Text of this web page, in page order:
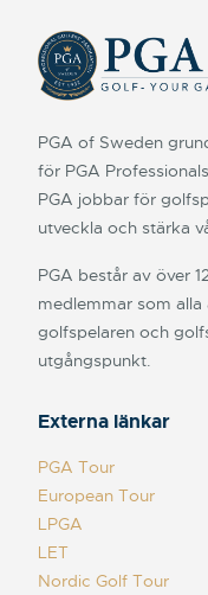
PGA of Sweden
för PGA
PGA jobbar för
utveckla och stärka
PGA består av över
medlemmar som
golfspelaren och
utgångspunkt.
Externa länkar
PGA Tour
European Tour
LPGA
LET
Nordic Golf Tour